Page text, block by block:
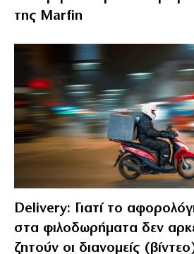
της Marfin
Delivery: Γιατί το
στα φιλοδωρήματα δεν
ζητούν οι διανομείς